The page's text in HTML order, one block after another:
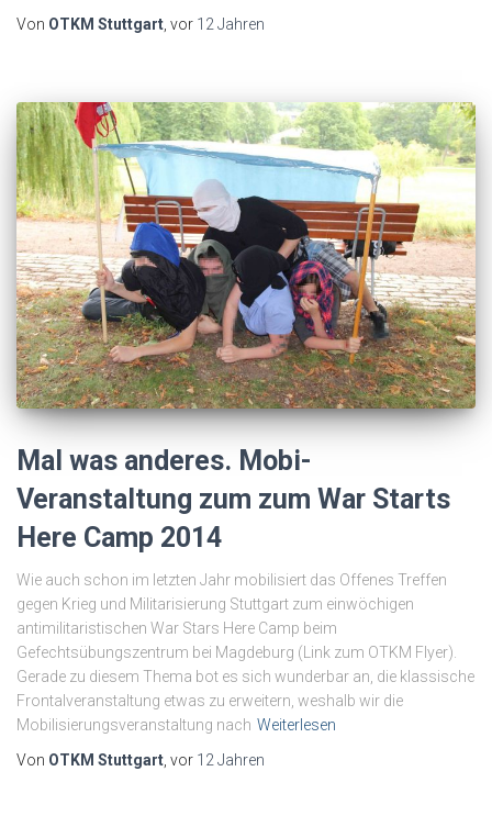
Von OTKM Stuttgart , vor 12 Jahren
Mal was anderes. Mobi-
Veranstaltung zum zum War Starts
Here Camp 2014
Wie auch schon im letzten Jahr mobilisiert das Offenes Treffen
gegen Krieg und Militarisierung Stuttgart zum einwöchigen
antimilitaristischen War Stars Here Camp beim
Gefechtsübungszentrum bei Magdeburg (Link zum OTKM Flyer).
Gerade zu diesem Thema bot es sich wunderbar an, die klassische
Frontalveranstaltung etwas zu erweitern, weshalb wir die
Mobilisierungsveranstaltung nach Weiterlesen
Von OTKM Stuttgart , vor 12 Jahren